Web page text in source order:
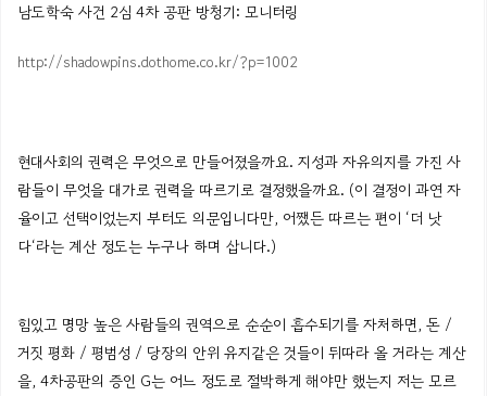
남도학숙 사건 2심 4차 공판 방청기: 모니터링
http://shadowpins.dothome.co.kr/?p=1002
현대사회의 권력은 무엇으로 만들어졌을까요. 지성과 자유의지를 가진 사
람들이 무엇을 대가로 권력을 따르기로 결정했을까요. (이 결정이 과연 자
율이고 선택이었는지 부터도 의문입니다만, 어쨌든 따르는 편이 ‘더 낫
다‘라는 계산 정도는 누구나 하며 삽니다.)
힘있고 명망 높은 사람들의 권역으로 순순이 흡수되기를 자처하면, 돈 /
거짓 평화 / 평범성 / 당장의 안위 유지같은 것들이 뒤따라 올 거라는 계산
을, 4차공판의 증인 G는 어느 정도로 절박하게 해야만 했는지 저는 모르